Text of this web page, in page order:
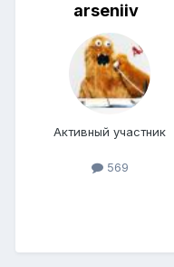
arseniiv
Активный участник
569